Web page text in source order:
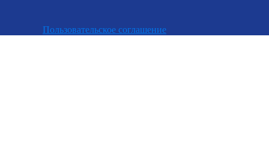
Пользовательское соглашение